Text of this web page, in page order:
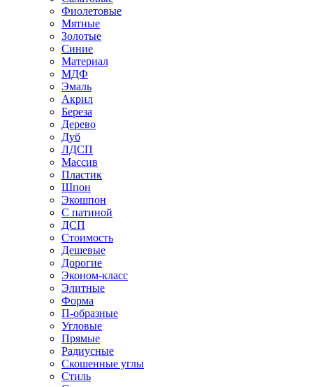
Фиолетовые
Мятные
Золотые
Синие
Материал
МДФ
Эмаль
Акрил
Береза
Дерево
Дуб
ЛДСП
Массив
Пластик
Шпон
Экошпон
С патиной
ДСП
Стоимость
Дешевые
Дорогие
Эконом-класс
Элитные
Форма
П-образные
Угловые
Прямые
Радиусные
Скошенные углы
Стиль